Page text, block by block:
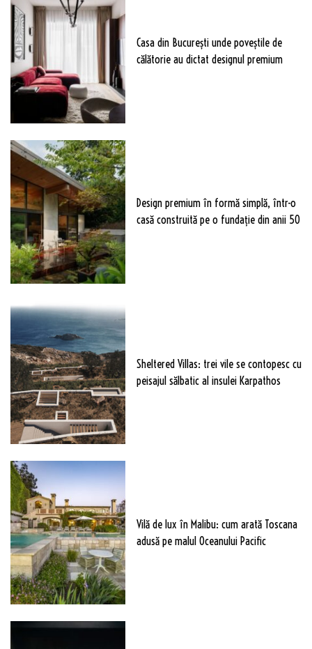
Casa din București unde poveștile de
călătorie au dictat designul premium
Design premium în formă simplă, într-o
casă construită pe o fundație din anii 50
Sheltered Villas: trei vile se contopesc cu
peisajul sălbatic al insulei Karpathos
Vilă de lux în Malibu: cum arată Toscana
adusă pe malul Oceanului Pacific